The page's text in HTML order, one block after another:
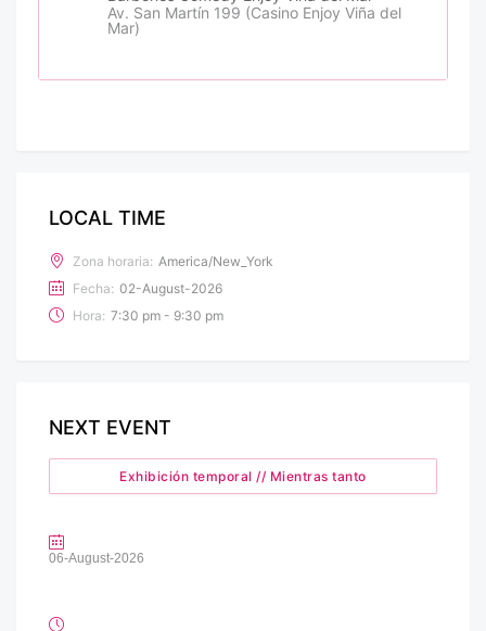
Av. San Martín 199 (Casino Enjoy Viña del
Mar)
LOCAL TIME
Zona horaria: America/New_York
Fecha: 02-August-2026
Hora: 7:30 pm - 9:30 pm
NEXT EVENT
Exhibición temporal // Mientras tanto
06-August-2026